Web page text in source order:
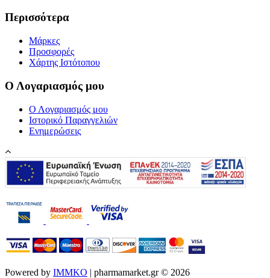
Περισσότερα
Μάρκες
Προσφορές
Χάρτης Ιστότοπου
Ο Λογαριασμός μου
Ο Λογαριασμός μου
Ιστορικό Παραγγελιών
Ενημερώσεις
Powered by IMMKO | pharmamarket.gr © 2026